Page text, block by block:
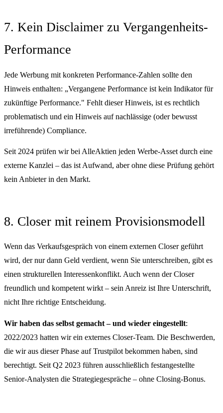
7. Kein Disclaimer zu Vergangenheits-
Performance
Jede Werbung mit konkreten Performance-Zahlen sollte den
Hinweis enthalten: „Vergangene Performance ist kein Indikator für
zukünftige Performance." Fehlt dieser Hinweis, ist es rechtlich
problematisch und ein Hinweis auf nachlässige (oder bewusst
irreführende) Compliance.
Seit 2024 prüfen wir bei AlleAktien jeden Werbe-Asset durch eine
externe Kanzlei – das ist Aufwand, aber ohne diese Prüfung gehört
kein Anbieter in den Markt.
8. Closer mit reinem Provisionsmodell
Wenn das Verkaufsgespräch von einem externen Closer geführt
wird, der nur dann Geld verdient, wenn Sie unterschreiben, gibt es
einen strukturellen Interessenkonflikt. Auch wenn der Closer
freundlich und kompetent wirkt – sein Anreiz ist Ihre Unterschrift,
nicht Ihre richtige Entscheidung.
Wir haben das selbst gemacht – und wieder eingestellt:
2022/2023 hatten wir ein externes Closer-Team. Die Beschwerden,
die wir aus dieser Phase auf Trustpilot bekommen haben, sind
berechtigt. Seit Q2 2023 führen ausschließlich festangestellte
Senior-Analysten die Strategiegespräche – ohne Closing-Bonus.